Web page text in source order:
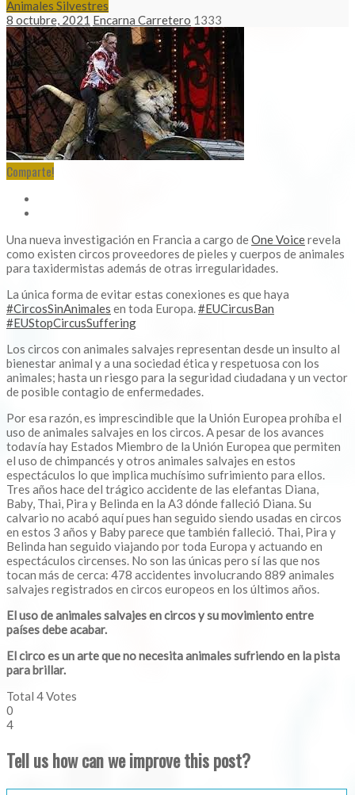
Animales Silvestres
8 octubre, 2021 Encarna Carretero 1333
Comparte!
Una nueva investigación en Francia a cargo deOne Voicerevela
como existen circos proveedores de pieles y cuerpos de animales
para taxidermistas además de otras irregularidades.
La única forma de evitar estas conexiones es que haya
#CircosSinAnimales en toda Europa.#EUCircusBan
#EUStopCircusSuffering
Los circos con animales salvajes representan desde un insulto al
bienestar animal y a una sociedad ética y respetuosa con los
animales; hasta un riesgo para la seguridad ciudadana y un vector
de posible contagio de enfermedades.
Por esa razón, es imprescindible que la Unión Europea prohíba el
uso de animales salvajes en los circos. A pesar de los avances
todavía hay Estados Miembro de la Unión Europea que permiten
el uso de chimpancés y otros animales salvajes en estos
espectáculos lo que implica muchísimo sufrimiento para ellos.
Tres años hace del trágico accidente de las elefantas Diana,
Baby, Thai, Pira y Belinda en la A3 dónde falleció Diana. Su
calvario no acabó aquí pues han seguido siendo usadas en circos
en estos 3 años y Baby parece que también falleció. Thai, Pira y
Belinda han seguido viajando por toda Europa y actuando en
espectáculos circenses. No son las únicas pero sí las que nos
tocan más de cerca: 478 accidentes involucrando 889 animales
salvajes registrados en circos europeos en los últimos años.
El uso de animales salvajes en circos y su movimiento entre
países debe acabar.
El circo es un arte que no necesita animales sufriendo en la pista
para brillar.
Total 4Votes
0
4
Tell us how can we improve this post?